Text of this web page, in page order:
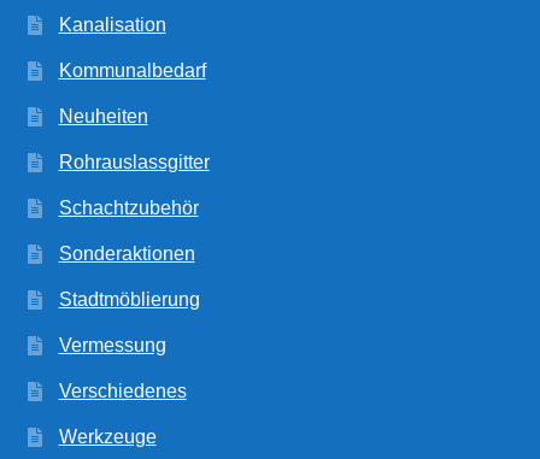
Kanalisation
Kommunalbedarf
Neuheiten
Rohrauslassgitter
Schachtzubehör
Sonderaktionen
Stadtmöblierung
Vermessung
Verschiedenes
Werkzeuge